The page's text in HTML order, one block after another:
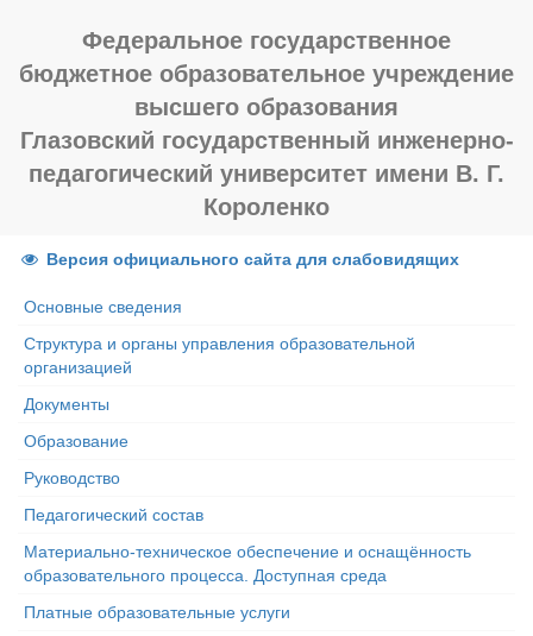
Федеральное государственное
бюджетное образовательное учреждение
высшего образования
Глазовский государственный инженерно-
педагогический университет имени В. Г.
Короленко
Версия официального сайта для слабовидящих
Основные сведения
Структура и органы управления образовательной
организацией
Документы
Образование
Руководство
Педагогический состав
Материально-техническое обеспечение и оснащённость
образовательного процесса. Доступная среда
Платные образовательные услуги